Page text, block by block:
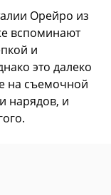
Орейро из
вспоминают
и
это далеко
на съемочной
нарядов, и